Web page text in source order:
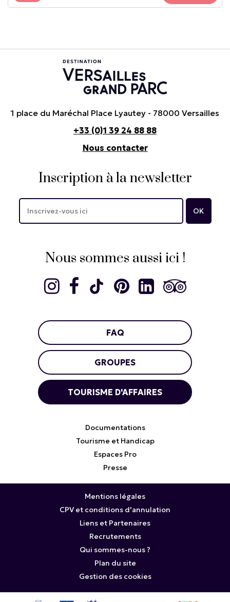
1 place du Maréchal Place Lyautey - 78000 Versailles
+33 (0)1 39 24 88 88
Nous contacter
Inscription à la newsletter
Nous sommes aussi ici !
FAQ
GROUPES
TOURISME D'AFFAIRES
Documentations
Tourisme et Handicap
Espaces Pro
Presse
Mentions légales
CPV et conditions d'annulation
Liens et Partenaires
Recrutements
Qui sommes-nous ?
Plan du site
Gestion des cookies